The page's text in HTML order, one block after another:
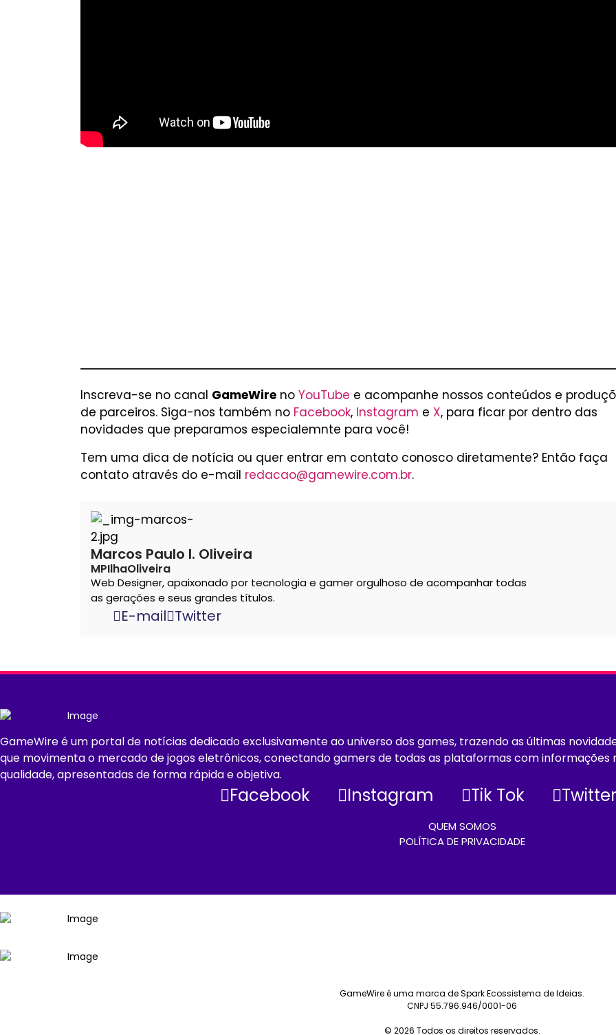
Inscreva-se no canal GameWire no YouTube e acompanhe nossos conteúdos e
de parceiros. Siga-nos também no Facebook, Instagram e X, para ficar por dentro das
novidades que preparamos especialemnte para você!
Tem uma dica de notícia ou quer entrar em contato conosco diretamente? Então faça
contato através do e-mail redacao@gamewire.com.br.
Marcos Paulo I. Oliveira
MPIlhaOliveira
Web Designer, apaixonado por tecnologia e gamer orgulhoso de acompanhar todas
as gerações e seus grandes títulos.
E-mail Twitter
GameWire é um portal de notícias dedicado exclusivamente ao universo dos games, trazendo as últimas
que movimenta o mercado de jogos eletrônicos, conectando gamers de todas as plataformas com informações
qualidade, apresentadas de forma rápida e objetiva.
Facebook Instagram Tik Tok Twitter
QUEM SOMOS
POLÍTICA DE PRIVACIDADE
GameWire é uma marca de Spark Ecossistema de Ideias.
CNPJ 55.796.946/0001-06
© 2026 Todos os direitos reservados.